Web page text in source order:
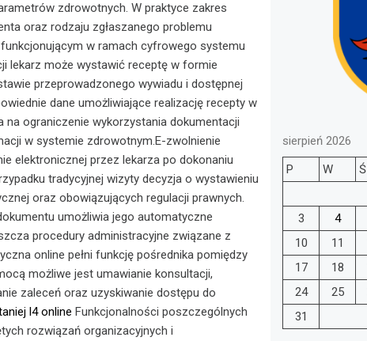
zdrowotnych. W praktyce zakres
oraz rodzaju zgłaszanego problemu
w ramach cyfrowego systemu
lekarz może wystawić receptę w formie
przeprowadzonego wywiadu i dostępnej
dane umożliwiające realizację recepty w
ograniczenie wykorzystania dokumentacji
w systemie zdrowotnym.E-zwolnienie
elektronicznej przez lekarza po dokonaniu
tradycyjnej wizyty decyzja o wystawieniu
oraz obowiązujących regulacji prawnych.
umożliwia jego automatyczne
procedury administracyjne związane z
online pełni funkcję pośrednika pomiędzy
możliwe jest umawianie konsultacji,
zaleceń oraz uzyskiwanie dostępu do
l4 online Funkcjonalności poszczególnych
rozwiązań organizacyjnych i
sierpień 2026
P
W Ś
3
4
10
11
17
18
24
25
31